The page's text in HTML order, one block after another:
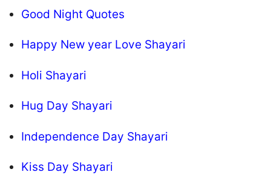
Good Night Quotes
Happy New year Love Shayari
Holi Shayari
Hug Day Shayari
Independence Day Shayari
Kiss Day Shayari